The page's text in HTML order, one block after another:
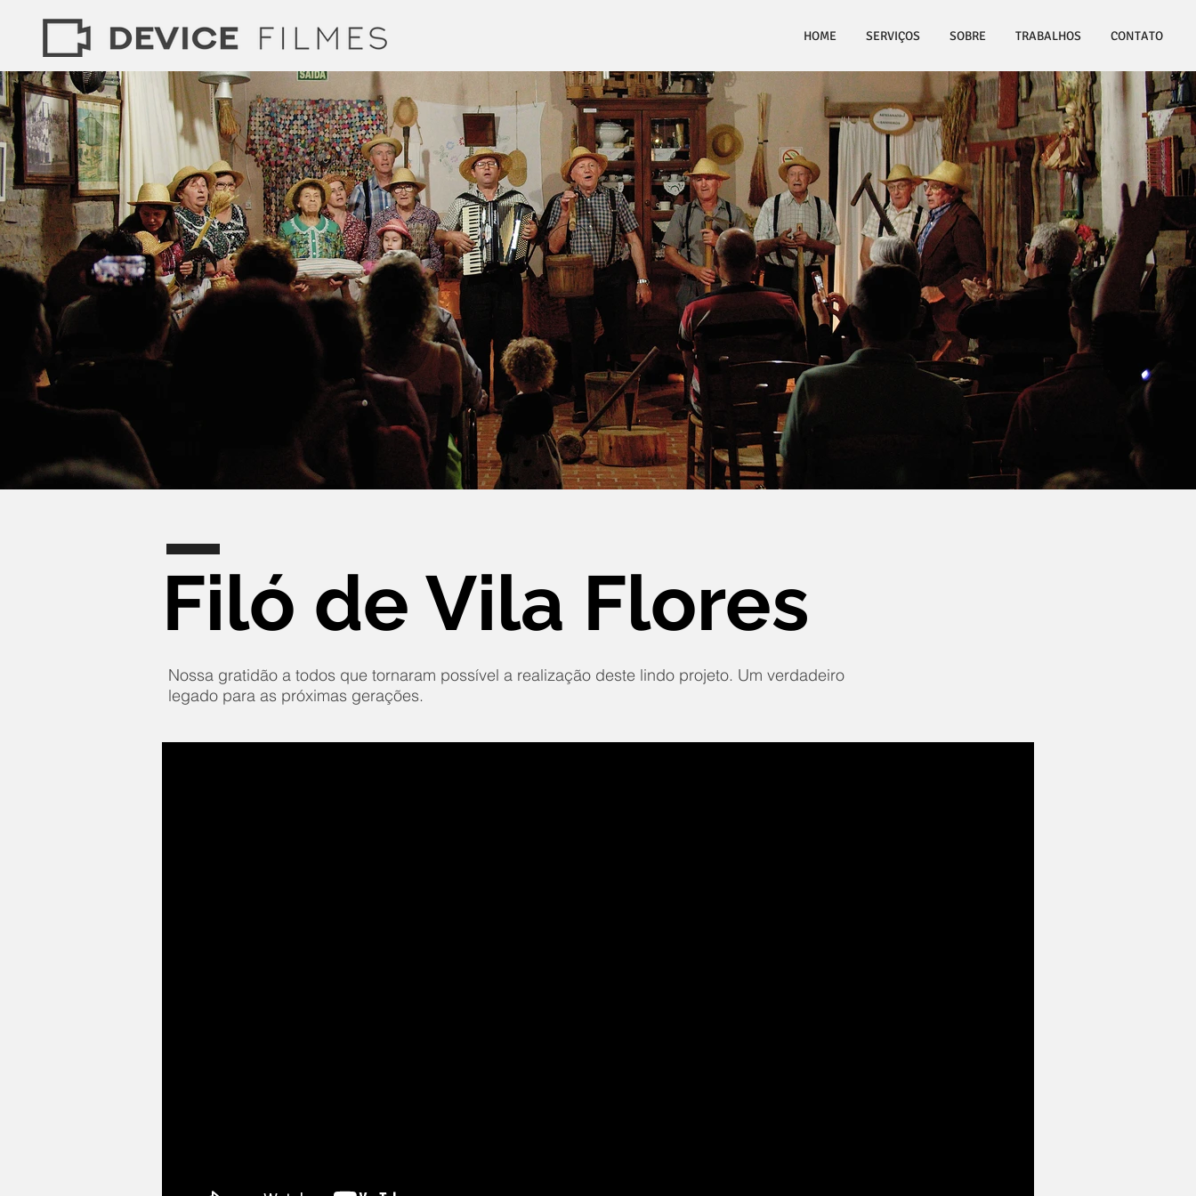
HOME SERVIÇOS SOBRE TRABALHOS CONTATO
SERVIÇOS SOBRE More
Filó de Vila Flores
Nossa gratidão a todos que tornaram possível a realização deste lindo projeto. Um verdadeiro
legado para as próximas gerações.